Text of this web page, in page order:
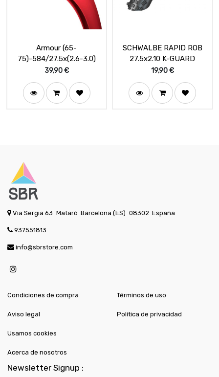
Armour (65-
75)-584/27.5x(2.6-3.0)
39,90€
SCHWALBE RAPID ROB
27.5x2.10 K-GUARD
19,90€
Via Sergia 63 Mataró Barcelona (ES) 08302 España
937551813
info@sbrstore.com
Condiciones de compra
Aviso legal
Términos de uso
Política de privacidad
Usamos cookies
Acerca de nosotros
Newsletter Signup :